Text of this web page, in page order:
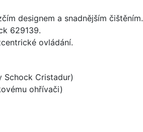
designem a snadnějším čištěním.
629139.
ovládání.
Schock Cristadur)
ohřívači)